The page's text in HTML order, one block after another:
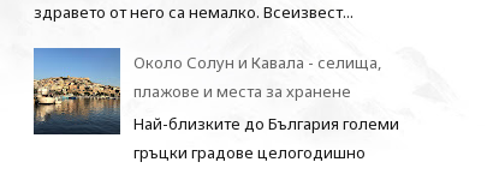
здравето от него са немалко. Всеизвест...
Около Солун и Кавала - селища,
плажове и места за хранене
Най-близките до България големи
гръцки градове целогодишно